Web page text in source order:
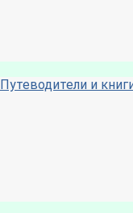
Путеводители и